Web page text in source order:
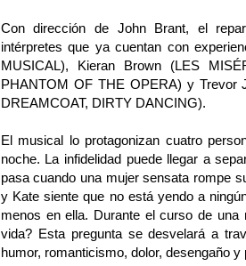
Con dirección de John Brant, el
intérpretes que ya cuentan con
MUSICAL), Kieran Brown (LES
PHANTOM OF THE OPERA) y Trevor
DREAMCOAT, DIRTY DANCING).
El musical lo protagonizan cuatro
noche. La infidelidad puede llegar a
pasa cuando una mujer sensata rompe
y Kate siente que no está yendo a
menos en ella. Durante el curso de
vida? Esta pregunta se desvelará a
humor, romanticismo, dolor, desengaño